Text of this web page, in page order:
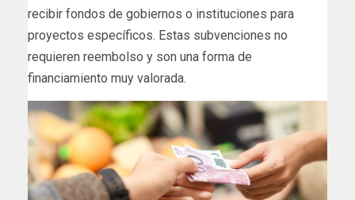
recibir fondos de gobiernos o instituciones para
proyectos específicos. Estas subvenciones no
requieren reembolso y son una forma de
financiamiento muy valorada.